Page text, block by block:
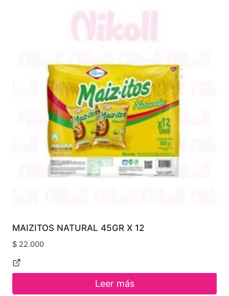
MAIZITOS NATURAL 45GR X 12
$ 22.000
Leer más